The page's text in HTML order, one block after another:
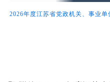
2026年度江苏省党政机关、事业